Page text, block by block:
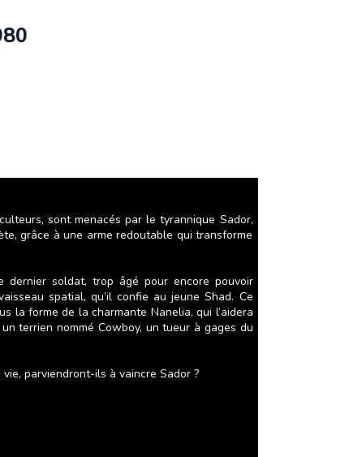
sont menacés par le tyrannique Sador,
grâce à une arme redoutable qui transforme
dernier soldat, trop âgé pour encore pouvoir
spatial, qu’il confie au jeune Shad. Ce
la forme de la charmante Nanelia, qui l’aidera
terrien nommé Cowboy, un tueur à gages du
parviendront-ils à vaincre Sador ?